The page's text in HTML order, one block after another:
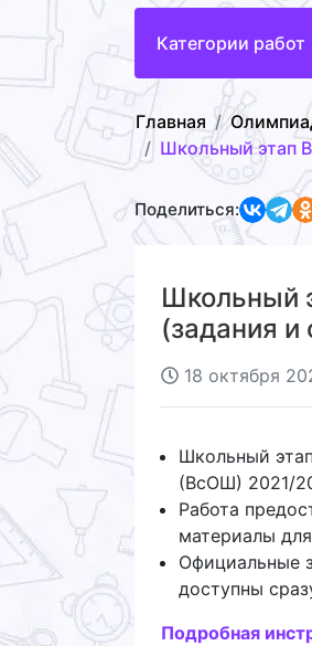
Категории работ
Главная
Школьный этап
Поделиться:
Школьный
(задания и
18 октября
Школьный
(ВсОШ) 2021/
Работа
материалы
Официальные
доступны
Подробная